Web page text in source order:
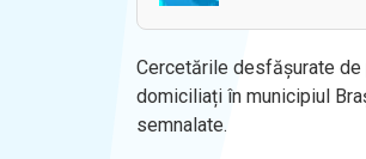
Cercetările desfășurate
domiciliați în municipiul
semnalate.